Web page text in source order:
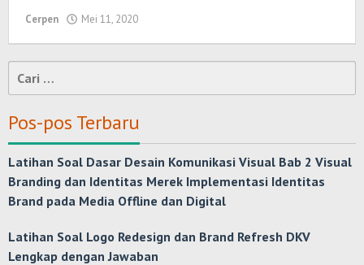
Cerpen Mei 11, 2020
Cari
untuk:
Pos-pos Terbaru
Latihan Soal Dasar Desain Komunikasi Visual Bab 2 Visual
Branding dan Identitas Merek Implementasi Identitas
Brand pada Media Offline dan Digital
Latihan Soal Logo Redesign dan Brand Refresh DKV
Lengkap dengan Jawaban